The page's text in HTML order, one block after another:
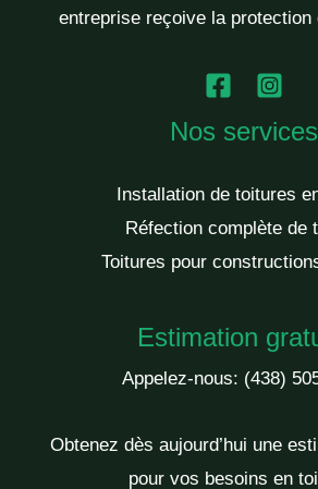
entreprise reçoive la protection
Nos services
Installation de toitures
Réfection complète de
Toitures pour
Estimation
Appelez-nous: (438)
Obtenez dès aujourd’hui une
pour vos besoins en